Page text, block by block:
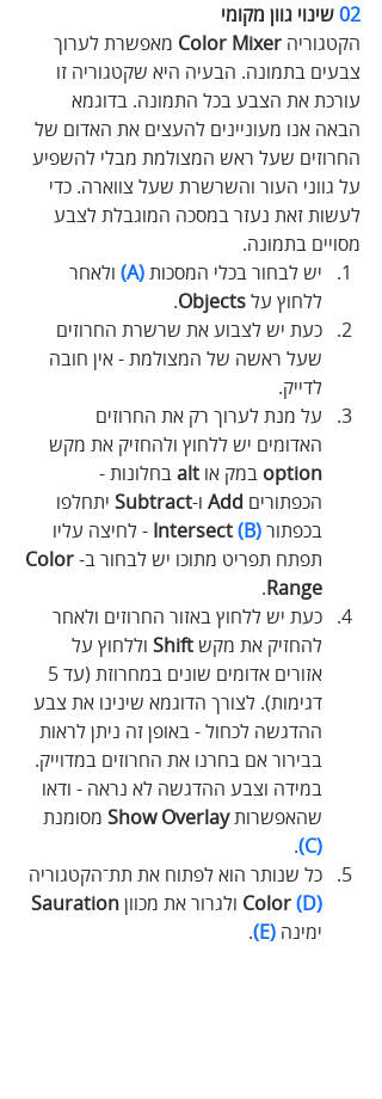
02 שינוי גוון מקומי
הקטגוריה
מאפשרת לערוך
צבעים בתמונה. הבעיה היא שקטגוריה זו
עורכת את הצבע בכל התמונה. בדוגמא
הבאה אנו מעוניינים להעצים את האדום של
החרוזים שעל ראש המצולמת מבלי להשפיע
על גווני העור והשרשרת שעל צווארה. כדי
לעשות זאת נעזר במסכה המוגבלת לצבע
מסויים בתמונה.
יש לבחור בכלי המסכות (A)
ולאחר
ללחוץ על Objects
.
כעת יש לצבוע את שרשרת החרוזים
שעל ראשה של המצולמת - אין חובה
לדייק.
על מנת לערוך רק את החרוזים
האדומים יש ללחוץ ולהחזיק את מקש
option במק או alt בחלונות -
הכפתורים Add ו-Subtract יתחלפו
בכפתור(B)
- לחיצה עליו
תפתח תפריט מתוכו יש לבחור ב-Color
Range
.
כעת יש ללחוץ באזור החרוזים ולאחר
להחזיק את מקש Shift וללחוץ על
דגימות). לצורך הדוגמא שינינו את צבע
ההדגשה לכחול - באופן זה ניתן לראות
בבירור אם בחרנו את החרוזים במדוייק.
במידה וצבע ההדגשה לא נראה - ודאו
שהאפשרות Show Overlay
מסומנת
(C)
.
כל שנותר הוא לפתוח את תת־הקטגוריה
Color (D) ולגרור את מכוון Sauration
ימינה (E)
.